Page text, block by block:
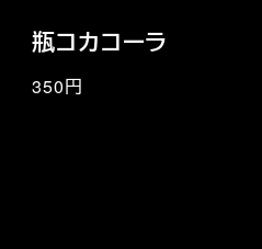
瓶コカコーラ
350円